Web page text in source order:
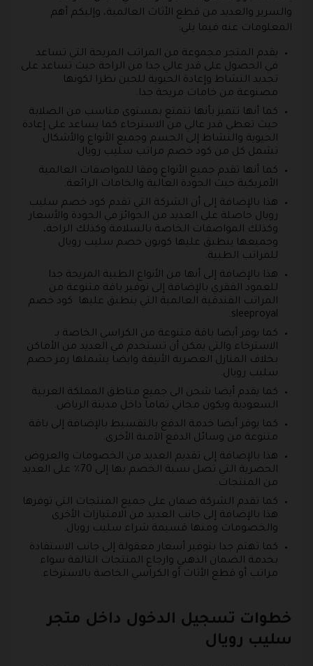
والسرير والعديد من قطع الأثاث العالمية، وإليكم أهم
المعلومات عنه فيما يلي:
يقدم المتجر مجموعة من المراتب المريحة التي تساعد
في الحصول على قدر عالي جدا من الراحة حيث تساعد على
تجديد النشاط وإعادة الحيوية للحين نظرا لكونها
مصنوعة من خامات مريحة جدا.
كما أنها تتميز بأنها تتمتع بمستوى مناسب من الصلابة
حيث تعطي قدر عالي من الاسترخاء كما يساعد على إعادة
الحيوية والنشاط إلى الجسم وجميع الأنواع والأشكال
تشمل كل من كود خصم مراتب سليب رويال.
كما أنها تقدم جميع الأنواع وفقا للمواصفات العالمية
الأمريكية حيث الجودة العالية والخامات الرائعة.
هذا بالإضافة إلى أن الشركة التي تقدم كود خصم سليب
رويال حاصلة على العديد من الجوائز في الجودة والأسعار
وكذلك المواصفات الخاصة بالسلامة وكذلك الراحة،
وجميعها ينطبق عليها كوبون خصم سليب رويال
للمراتب الطبية.
هذا بالإضافة إلى أنها من الأنواع الطبية المريحة جدا
للعمود الفقري بالإضافة إلى توفير باقة متنوعة من
المراتب الفندقية العالمية التي ينطبق عليها كود خصم
sleeproyal.
كما يوفر أيضا باقة متنوعة من الكراسي الخاصة بـ
الاسترخاء والتي يمكن أن تستخدم في العديد من الأماكن
بخلاف المنازل العصرية الأنيقة وايضا يشملها رمز خصم
سليب رويال.
كما يقدم أيضا شحن الى جميع مناطق المملكة العربية
السعودية ويكون مجاني تماما داخل مدينة الرياض.
كما يوفر أيضا خدمة الدفع بالتقسيط بالإضافة إلى باقة
متنوعة من وسائل الدفع الآمنة الأخرى.
هذا بالإضافة إلى تقديم العديد من الخصومات والعروض
الحصرية التي تصل نسبة الخصم بها إلى 70٪ على العديد
من المنتجات.
كما تقدم الشركة ضمان على جميع المنتجات التي توفرها
هذا بالإضافة إلى جانب العديد من الامتيازات الأخرى
والخصومات ومنها قسيمة شراء سليب رويال.
كما تهتم جدا بتوفير أسعار معقولة إلى جانب الاستفادة
بخدمة الضمان الذهبي وارجاع المنتجات التالفة سواء
مراتب أو قطع الأثاث أو الكراسي الخاصة بالاسترخاء.
خطوات تسجيل الدخول داخل متجر
سليب رويال